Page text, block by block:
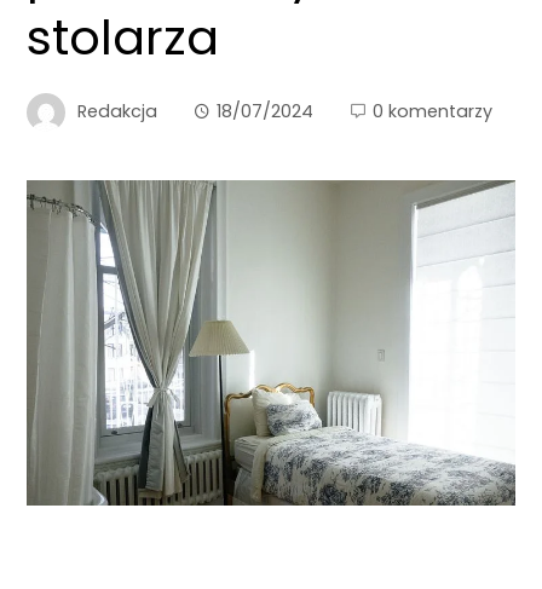
stolarza
Redakcja 18/07/2024 0 komentarzy